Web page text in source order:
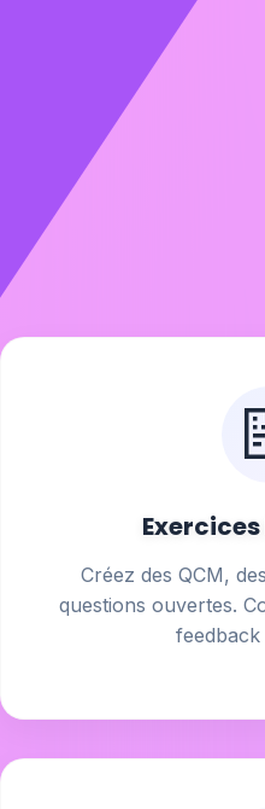
Créez des QCM,
questions ouvertes.
feedback